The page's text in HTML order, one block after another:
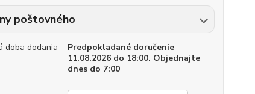
poštovného
doba dodania
Predpokladané doručenie
11.08.2026 do 18:00. Objednajte
dnes do 7:00